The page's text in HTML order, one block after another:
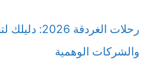
رحلات الغردقة
والشركات الوهمية